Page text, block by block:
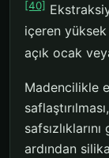
[40]
içeren
açık ocak
Madencilikle
ardından